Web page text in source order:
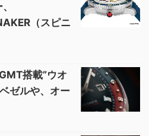
（スピニ
搭載”ウオ
ゼルや、オー